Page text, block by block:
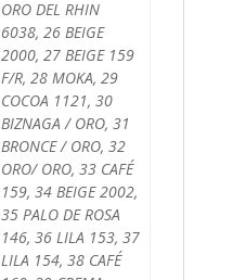
ORO DEL RHIN
6038, 26 BEIGE
2000, 27 BEIGE 159
F/R, 28 MOKA, 29
COCOA 1121, 30
BIZNAGA / ORO, 31
BRONCE / ORO, 32
ORO/ ORO, 33 CAFÉ
159, 34 BEIGE 2002,
35 PALO DE ROSA
146, 36 LILA 153, 37
LILA 154, 38 CAFÉ